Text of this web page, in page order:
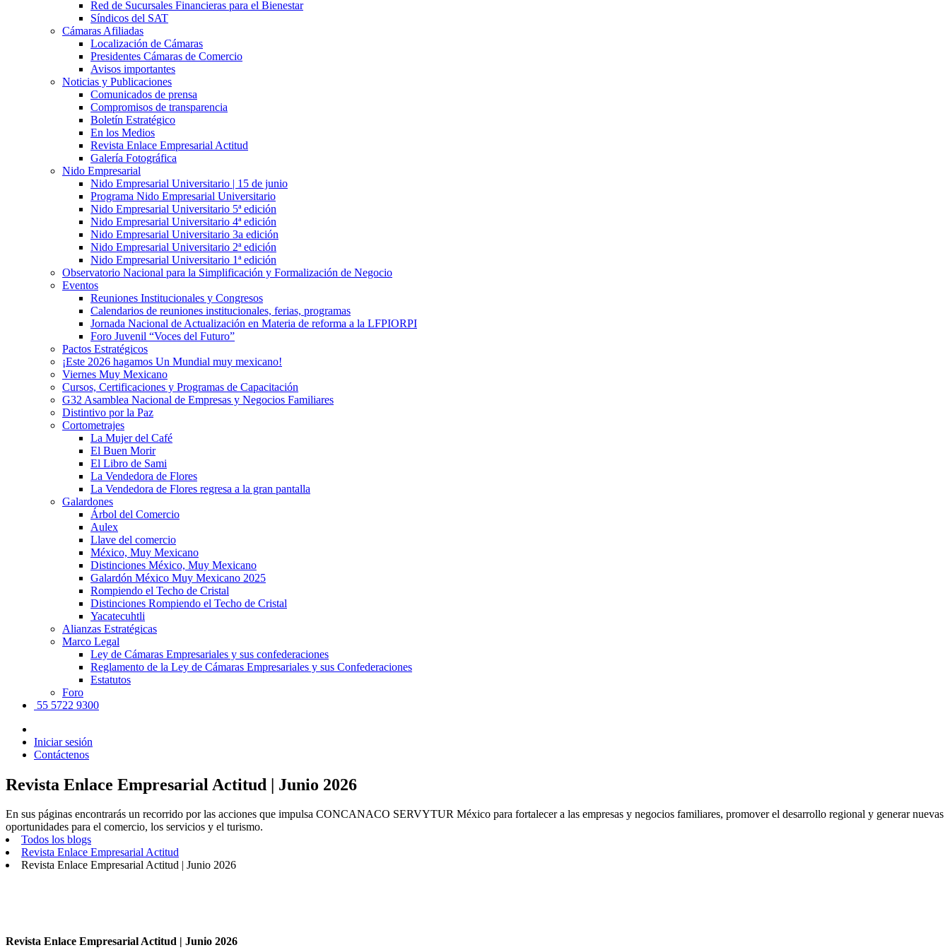
Red de Sucursales Financieras para el Bienestar
Síndicos del SAT
Cámaras Afiliadas
Localización de Cámaras
Presidentes Cámaras de Comercio
Avisos importantes
Noticias y Publicaciones
Comunicados de prensa
Compromisos de transparencia
Boletín Estratégico
En los Medios
Revista Enlace Empresarial Actitud
Galería Fotográfica
Nido Empresarial
Nido Empresarial Universitario | 15 de junio
Programa Nido Empresarial Universitario
Nido Empresarial Universitario 5ª edición
Nido Empresarial Universitario 4ª edición
Nido Empresarial Universitario 3a edición
Nido Empresarial Universitario 2ª edición
Nido Empresarial Universitario 1ª edición
Observatorio Nacional para la Simplificación y Formalización de Negocio
Eventos
Reuniones Institucionales y Congresos
Calendarios de reuniones institucionales, ferias, programas
Jornada Nacional de Actualización en Materia de reforma a la LFPIORPI
Foro Juvenil “Voces del Futuro”
Pactos Estratégicos
¡Este 2026 hagamos Un Mundial muy mexicano!
Viernes Muy Mexicano
Cursos, Certificaciones y Programas de Capacitación
G32 Asamblea Nacional de Empresas y Negocios Familiares
Distintivo por la Paz
Cortometrajes
La Mujer del Café
El Buen Morir
El Libro de Sami
La Vendedora de Flores
La Vendedora de Flores regresa a la gran pantalla
Galardones
Árbol del Comercio
Aulex
Llave del comercio
México, Muy Mexicano
Distinciones México, Muy Mexicano
Galardón México Muy Mexicano 2025
Rompiendo el Techo de Cristal
Distinciones Rompiendo el Techo de Cristal
Yacatecuhtli
Alianzas Estratégicas
Marco Legal
Ley de Cámaras Empresariales y sus confederaciones
Reglamento de la Ley de Cámaras Empresariales y sus Confederaciones
Estatutos
Foro
55 5722 9300
Iniciar sesión
Contáctenos
Revista Enlace Empresarial Actitud | Junio 2026
En sus páginas encontrarás un recorrido por las acciones que impulsa CONCANACO SERVYTUR México para fortalecer a las empresas y negocios familiares, promover el desarrollo regional y generar nuevas
oportunidades para el comercio, los servicios y el turismo.
Todos los blogs
Revista Enlace Empresarial Actitud
Revista Enlace Empresarial Actitud | Junio 2026
Revista Enlace Empresarial Actitud | Junio 2026